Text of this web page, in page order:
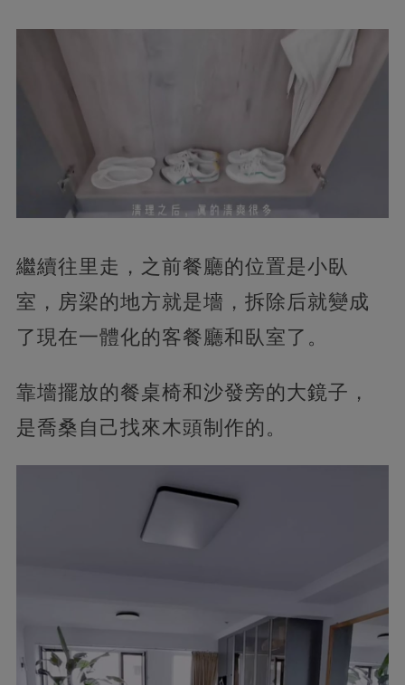
繼續往里走，之前餐廳的位置是小臥
室，房梁的地方就是墻，拆除后就變成
了現在一體化的客餐廳和臥室了。
靠墻擺放的餐桌椅和沙發旁的大鏡子，
是喬桑自己找來木頭制作的。